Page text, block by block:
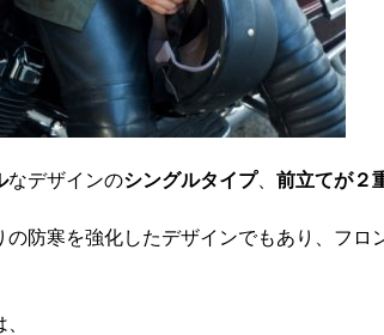
なデザインのシングルタイプ、 前立てが２
防寒を強化したデザインでもあり、フロ